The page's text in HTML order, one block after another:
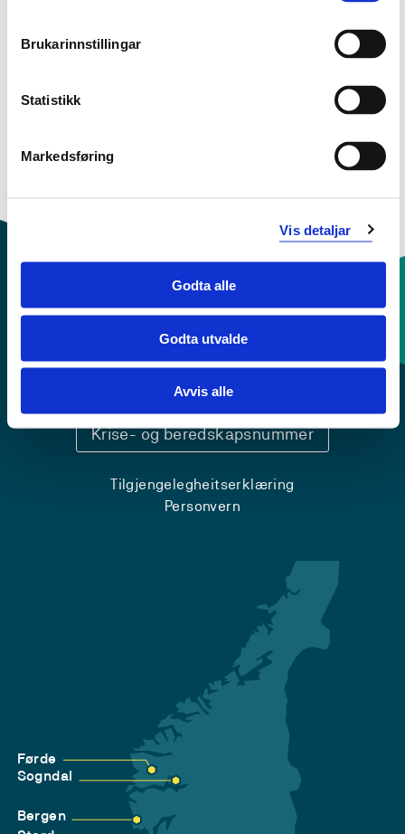
Brukarinnstillingar
Statistikk
Markedsføring
Vis detaljar
Godta alle
Godta utvalde
Avvis alle
Studiestart 2014h
Krise- og beredskapsnummer
Tilgjengelegheitserklæring
Personvern
Førde
Sogndal
Bergen